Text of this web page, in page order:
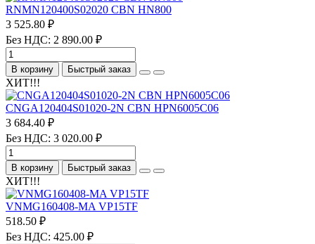
RNMN120400S02020 CBN HN800
3 525.80 ₽
Без НДС: 2 890.00 ₽
В корзину Быстрый заказ
ХИТ!!!
CNGA120404S01020-2N CBN HPN6005C06
3 684.40 ₽
Без НДС: 3 020.00 ₽
В корзину Быстрый заказ
ХИТ!!!
VNMG160408-MA VP15TF
518.50 ₽
Без НДС: 425.00 ₽